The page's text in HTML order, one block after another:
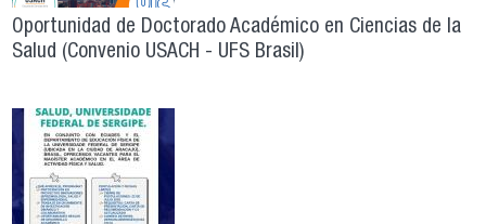
Oportunidad de Doctorado Académico en Ciencias de la
Salud (Convenio USACH - UFS Brasil)